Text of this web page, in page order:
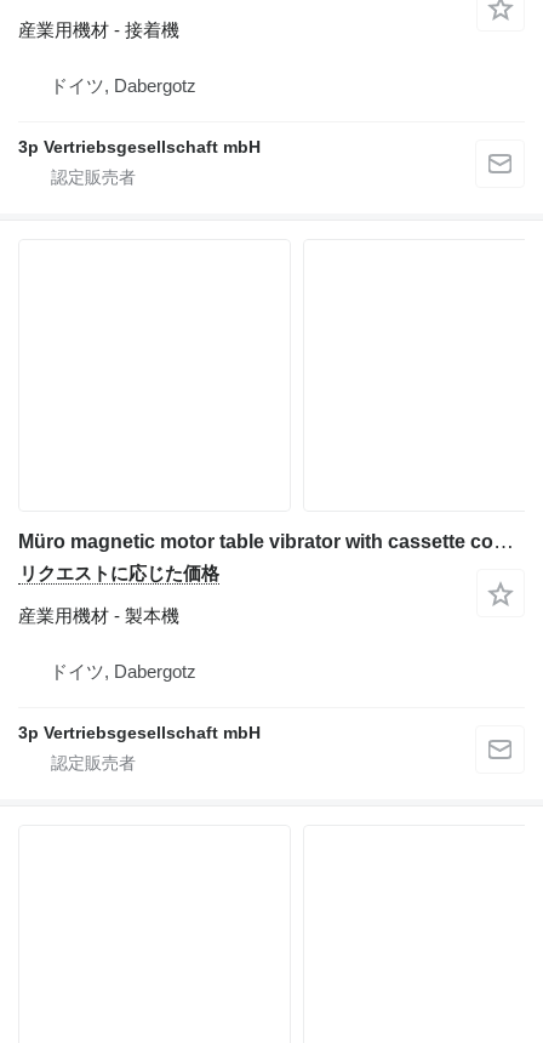
産業用機材 - 接着機
ドイツ, Dabergotz
3p Vertriebsgesellschaft mbH
Müro magnetic motor table vibrator with cassette compartment and adju
リクエストに応じた価格
産業用機材 - 製本機
ドイツ, Dabergotz
3p Vertriebsgesellschaft mbH